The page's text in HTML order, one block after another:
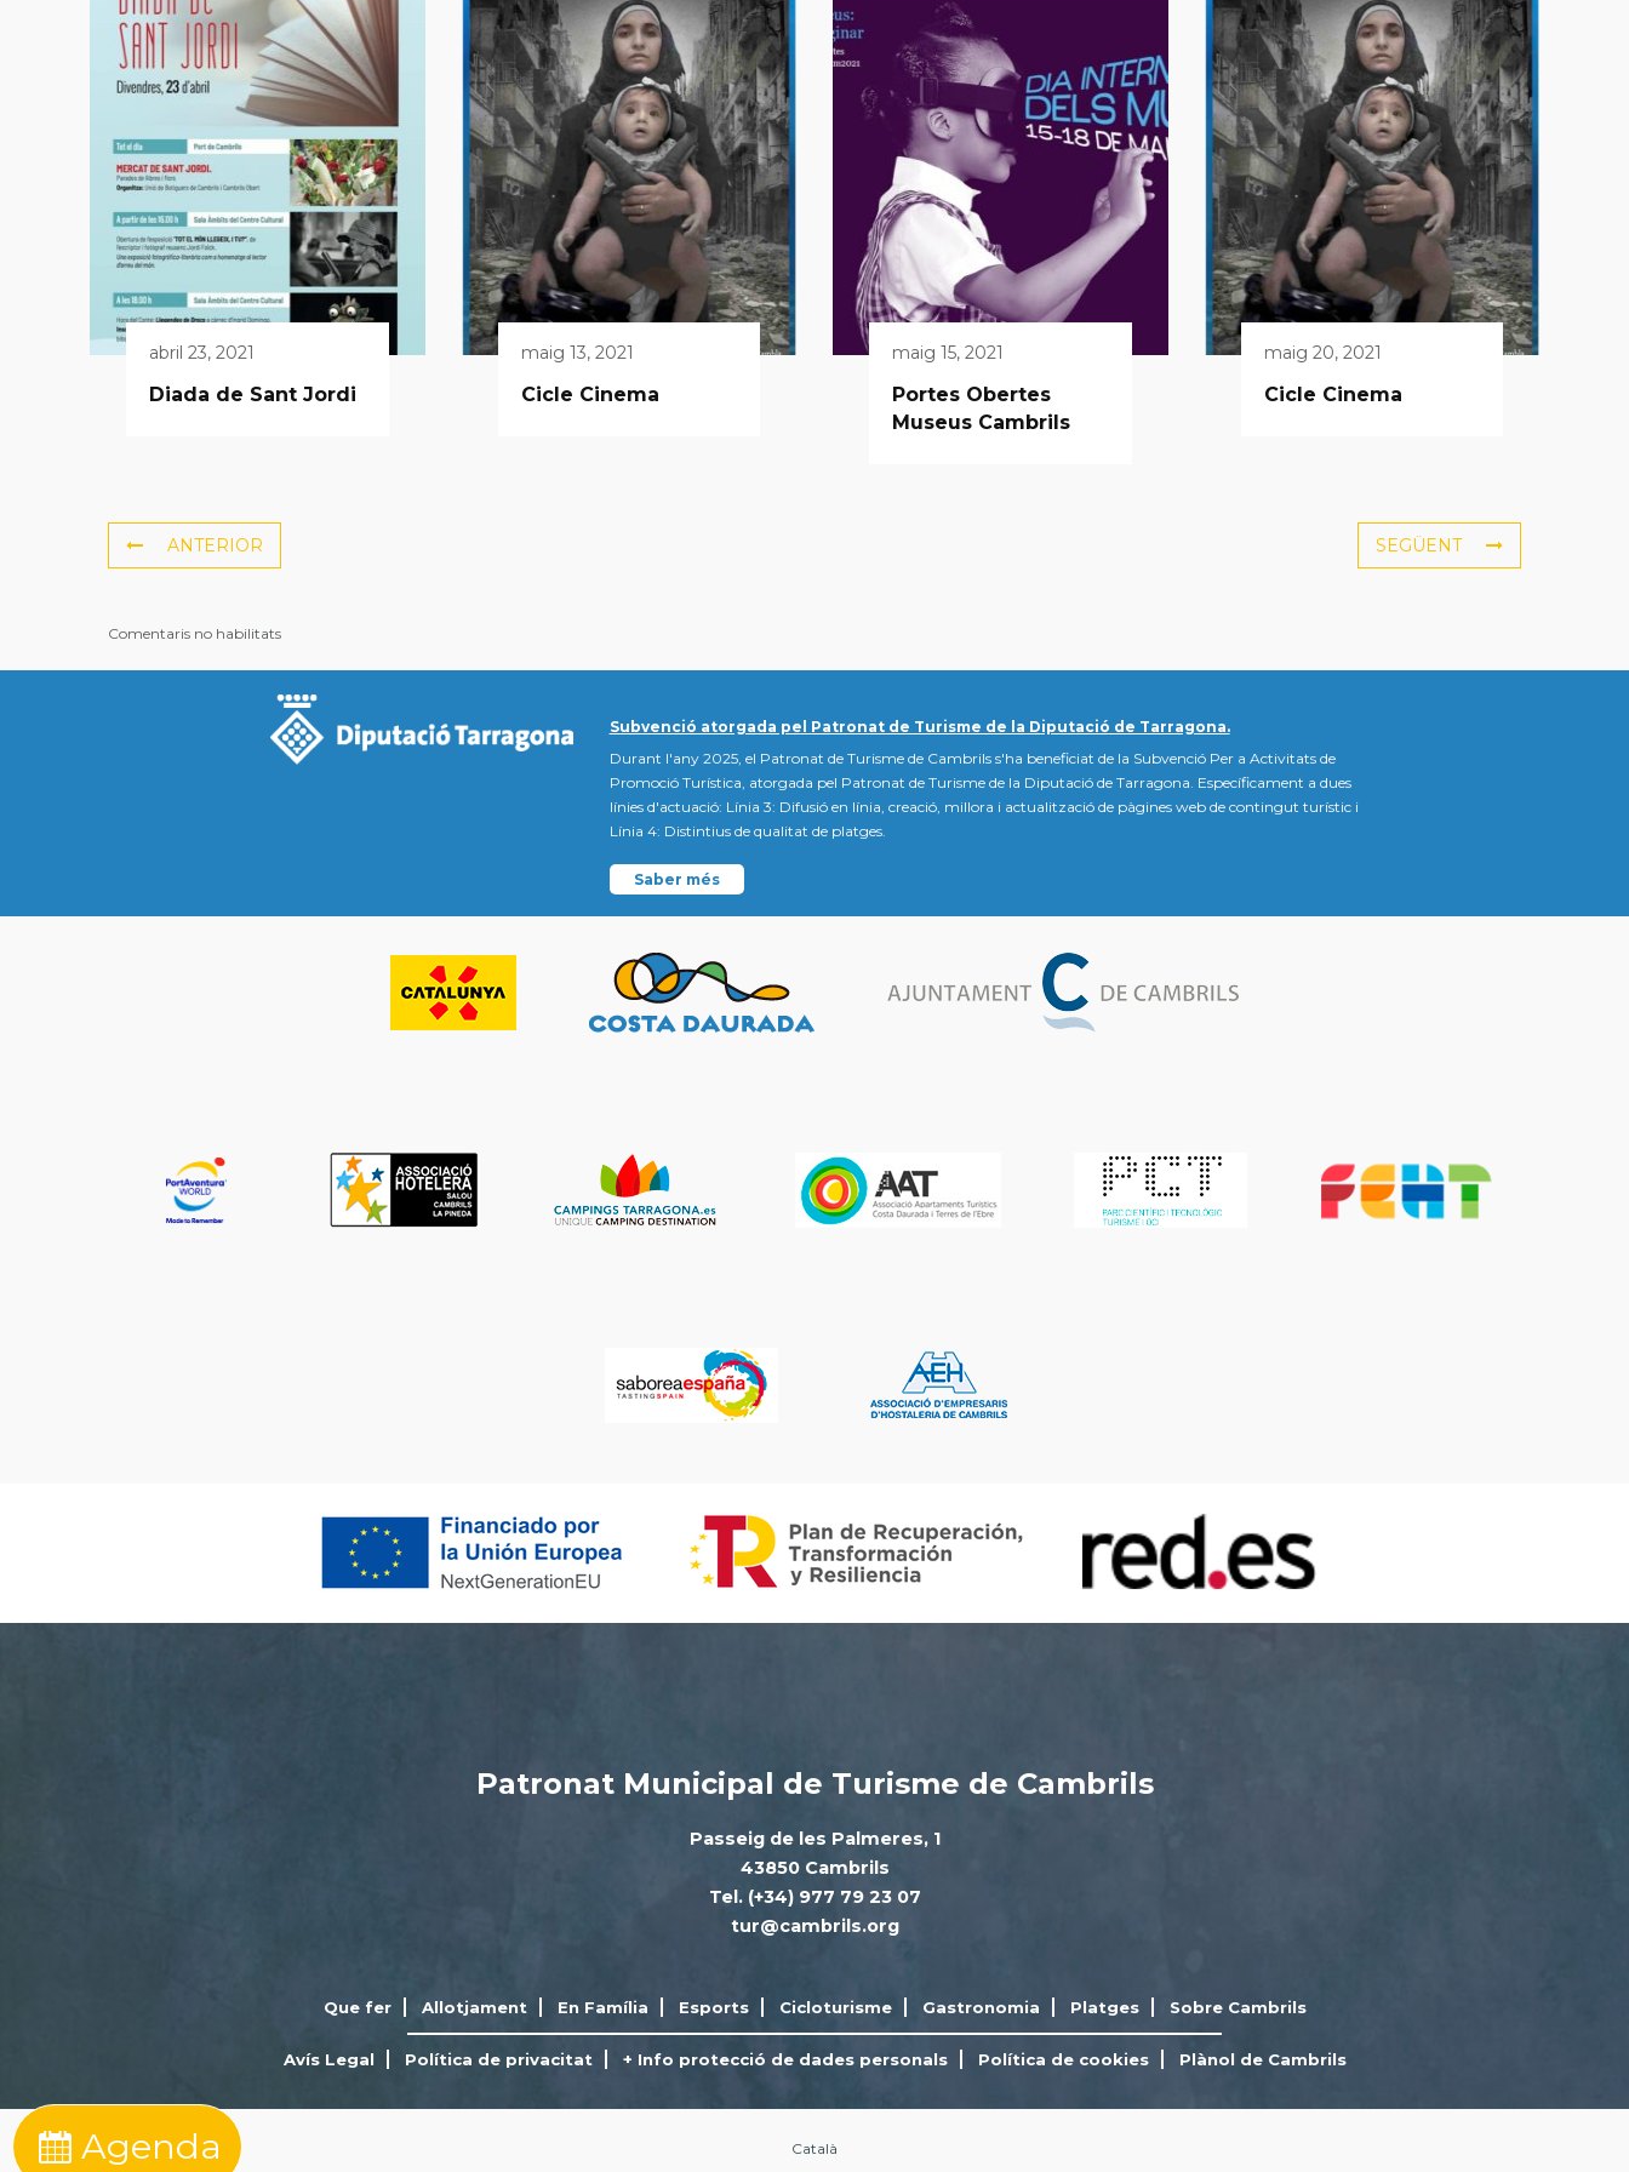
abril 23, 2021
Diada de Sant Jordi
maig 13, 2021
Cicle Cinema
maig 15, 2021
Portes Obertes
Museus Cambrils
maig 20, 2021
Cicle Cinema
ANTERIOR SEGÜENT
Comentaris no habilitats
Subvenció atorgada pel Patronat de Turisme de la Diputació de Tarragona.
Durant l'any 2025, el Patronat de Turisme de Cambrils s'ha beneficiat de la Subvenció Per a Activitats de
Promoció Turística, atorgada pel Patronat de Turisme de la Diputació de Tarragona. Específicament a dues
línies d'actuació: Línia 3: Difusió en línia, creació, millora i actualització de pàgines web de contingut turístic i
Línia 4: Distintius de qualitat de platges.
Saber més
Patronat Municipal de Turisme de Cambrils
Passeig de les Palmeres, 1
43850 Cambrils
Tel. (+34) 977 79 23 07
tur@cambrils.org
Que fer Allotjament En Família Esports Cicloturisme Gastronomia Platges Sobre Cambrils
Avís Legal Política de privacitat + Info protecció de dades personals Política de cookies Plànol de Cambrils
Català